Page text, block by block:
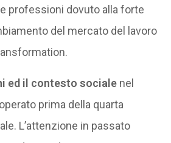
professioni dovuto alla forte
del mercato del lavoro
ed il contesto socialenel
prima della quarta
L’attenzione in passato